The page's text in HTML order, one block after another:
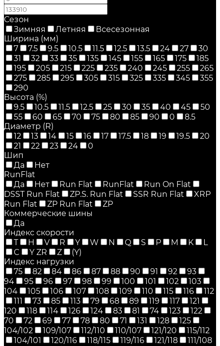
Сезон
Зимняя
Летняя
Всесезонная
Ширина (мм)
7
7.5 9.5 10.5 11.5 12.5 13.5 24 27
30
31
32 33 35 135 145 155 165 175
185
195
205 215 225 235 240 245 255
265
275
285 295 305 315 325 335 345
355
290
Высота (%)
9.5
10.5 11.5 12.5 25 30 35 40 45
50
55
60 65 70 75 80 85 90 0
8.5
Диаметр (R)
12
13 14 15 16 17 17.5 18 19 19.5
20
21
22 23 24
0
Шип
Да
Нет
RunFlat
Да
Нет Run Flat RunFlat
Run On Flat
DSST Run Flat
ZP.S. Run Flat SSR Run Flat
XRP
Run Flat
ZP Run Flat
ZP
Коммерческие шины
Да
Индекс скорости
T
H V R Y W N Q S P M K
L
C
Y ZR Z
(Y)
Индекс нагрузки
75
82 84 86 87 88 90 91 92
93
94
95 96 97 98 99 100 101 102
103
104
105 106 107 108 109 110 115 116
112
111
73 85 113 79 68 89 119 117
121
120
118 114 126 124 83 81 74 123
122
70
72 69 77 78 80 71 131 128
125
104/102
109/107 112/110 110/107 121/120
115/112
104/101
120/116 118/115 119/116 121/118
111/108